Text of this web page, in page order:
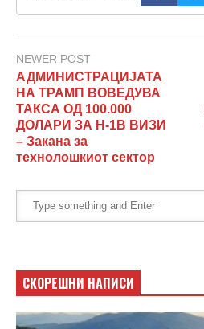
NEWER POST
АДМИНИСТРАЦИЈАТА
НА ТРАМП ВОВЕДУВА
ТАКСА ОД 100.000
ДОЛАРИ ЗА Н-1В ВИЗИ
– Закана за
технолошкиот сектор
СКОРЕШНИ НАПИСИ